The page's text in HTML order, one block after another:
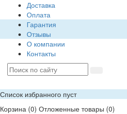
Доставка
Оплата
Гарантия
Отзывы
О компании
Контакты
Список избранного пуст
Корзина (0) Отложенные товары (0)